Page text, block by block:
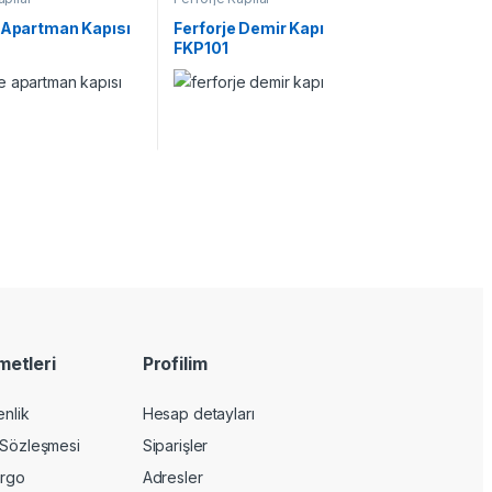
Kapısı
Ferforje Demir Kapı
FKP101
Profilim
Hesap detayları
Siparişler
Adresler